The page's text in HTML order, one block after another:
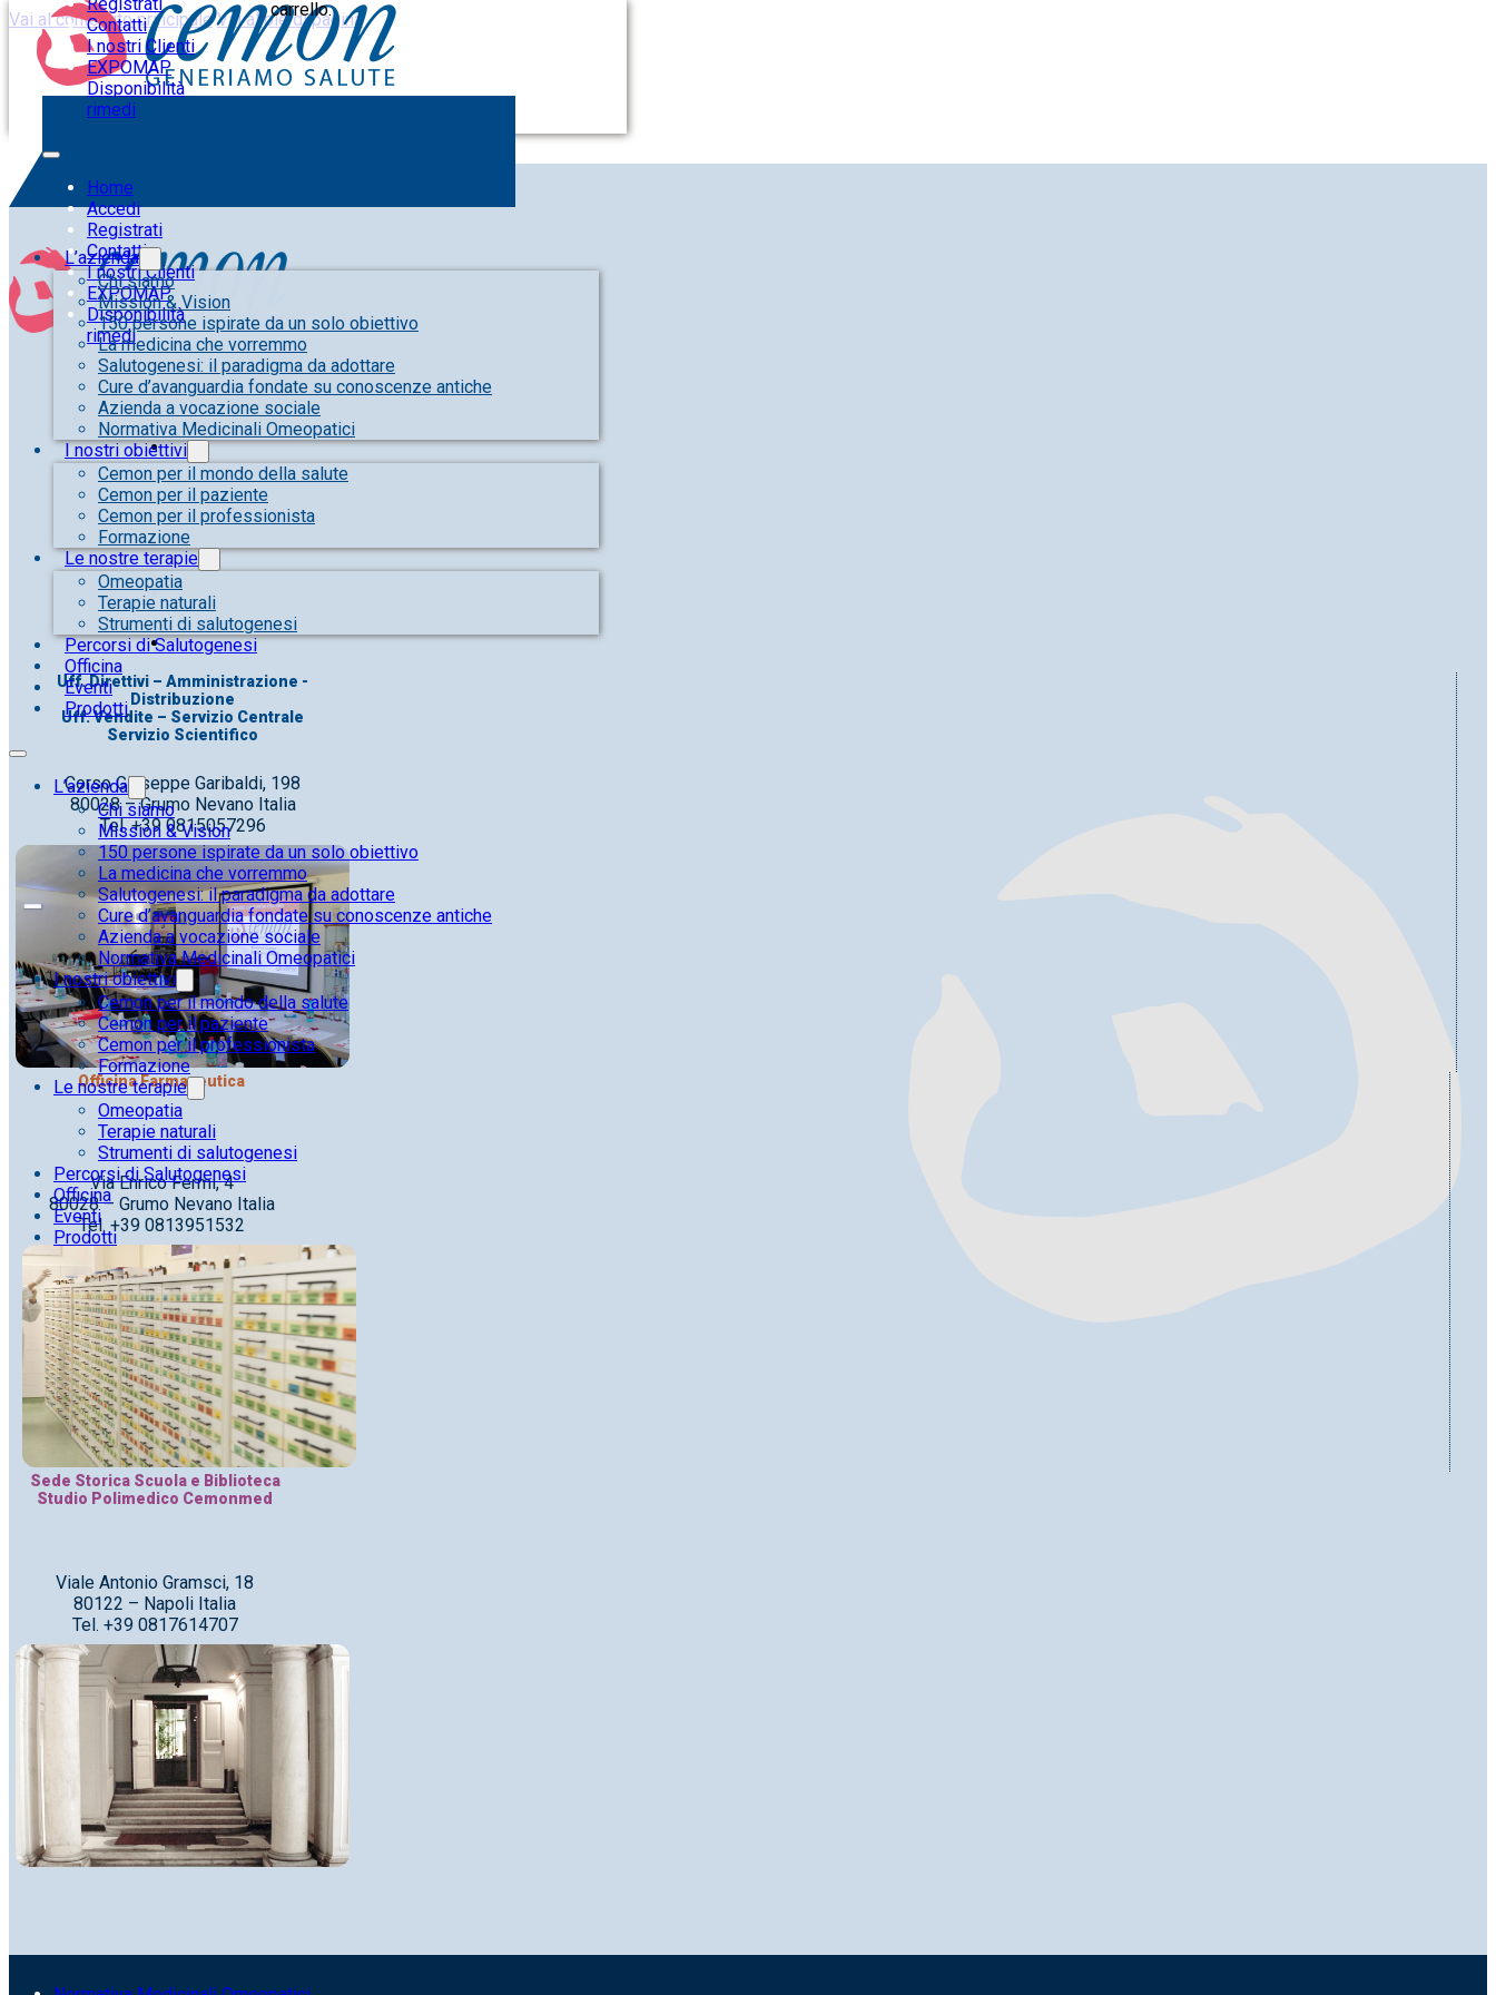
Vai al contenuto principale Vai al piè di pagina
Contatti
I nostri Clienti
EXPOMAP
Disponibilità
rimedi
Home
Accedi
Registrati
Contatti
I nostri Clienti
EXPOMAP
Disponibilità
rimedi
carrello.
L’azienda
Chi siamo
Mission & Vision
150 persone ispirate da un solo obiettivo
La medicina che vorremmo
Salutogenesi: il paradigma da adottare
Cure d’avanguardia fondate su conoscenze antiche
Azienda a vocazione sociale
Normativa Medicinali Omeopatici
I nostri obiettivi
Cemon per il mondo della salute
Cemon per il paziente
Cemon per il professionista
Formazione
Le nostre terapie
Omeopatia
Terapie naturali
Strumenti di salutogenesi
Percorsi di Salutogenesi
Officina
Eventi
Prodotti
L’azienda
Chi siamo
Mission & Vision
150 persone ispirate da un solo obiettivo
La medicina che vorremmo
Salutogenesi: il paradigma da adottare
Cure d’avanguardia fondate su conoscenze antiche
Azienda a vocazione sociale
Normativa Medicinali Omeopatici
I nostri obiettivi
Cemon per il mondo della salute
Cemon per il paziente
Cemon per il professionista
Formazione
Le nostre terapie
Omeopatia
Terapie naturali
Strumenti di salutogenesi
Percorsi di Salutogenesi
Officina
Eventi
Prodotti
Uff. Direttivi – Amministrazione -
Distribuzione
Uff. Vendite – Servizio Centrale
Servizio Scientifico
Corso Giuseppe Garibaldi, 198
80028 – Grumo Nevano Italia
Tel. +39 0815057296
Officina Farmaceutica
Via Enrico Fermi, 4
80028 – Grumo Nevano Italia
Tel. +39 0813951532
Sede Storica Scuola e Biblioteca
Studio Polimedico Cemonmed
Viale Antonio Gramsci, 18
80122 – Napoli Italia
Tel. +39 0817614707